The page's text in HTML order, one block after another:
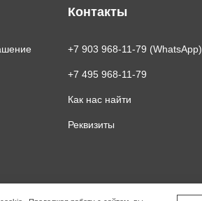
Контакты
+7 903 968-11-79 (WhatsApp)
+7 495 968-11-79
Как нас найти
Реквизиты